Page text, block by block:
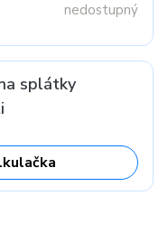
nedostupný
splátky